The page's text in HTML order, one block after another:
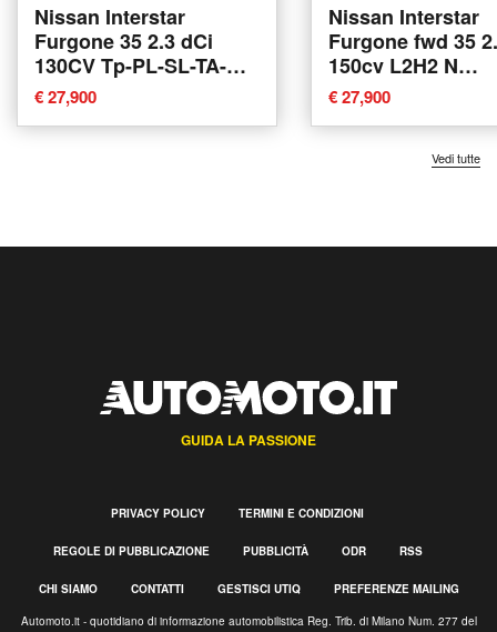
Nissan Interstar
Furgone 35 2.3 dCi
130CV Tp-PL-SL-TA-RG
N-Connecta Furgone
del 2024 usata a Lucca
€ 27,900
Nissan Interstar
Furgone fwd 35
150cv L2H2 N
Connecta del
usata a Ferrara
€ 27,900
Vedi tutte
GUIDA LA PASSIONE
PRIVACY POLICY TERMINI E CONDIZIONI
REGOLE DI PUBBLICAZIONE PUBBLICITÀ ODR RSS
CHI SIAMO CONTATTI GESTISCI UTIQ PREFERENZE MAILING
Automoto.it - quotidiano di informazione automobilistica Reg. Trib. di Milano Num. 277 del